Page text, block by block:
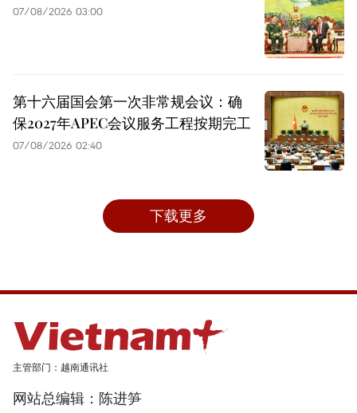
07/08/2026 03:00
第十六届国会第一次非常规会议：确
保2027年APEC会议服务工程按期完工
07/08/2026 02:40
下载更多
主管部门：越南通讯社
网站总编辑：陈进笋